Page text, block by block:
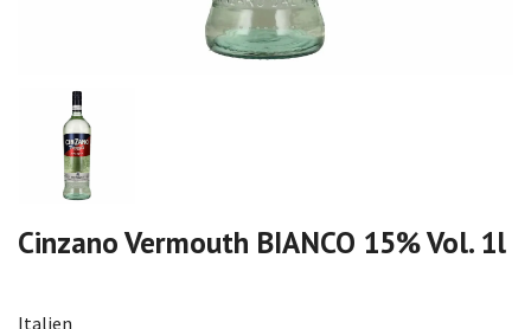
Cinzano Vermouth BIANCO 15% Vol. 1l
Italien